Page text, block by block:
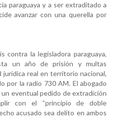
paraguaya y a ser extraditado a
avanzar con una querella por
contra la legisladora paraguaya,
un año de prisión y multas
jurídica real en territorio nacional,
por la radio 730 AM. El abogado
eventual pedido de extradición
con el “principio de doble
acusado sea delito en ambos